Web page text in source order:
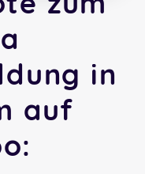
in
auf